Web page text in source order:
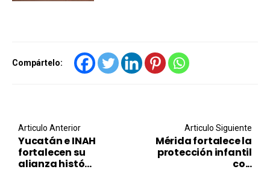
Compártelo:
Post navigation
Articulo Anterior
Yucatán e INAH
fortalecen su
alianza histó...
Articulo Siguiente
Mérida fortalece la
protección infantil
co...